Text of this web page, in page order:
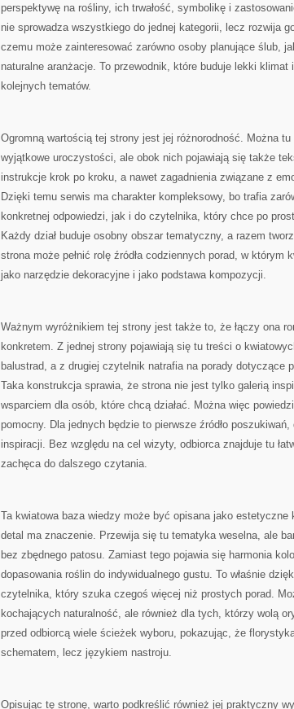
perspektywę na rośliny, ich trwałość, symbolikę i
nie sprowadza wszystkiego do jednej kategorii, lecz rozwija
czemu może zainteresować zarówno osoby planujące ślub,
naturalne aranżacje. To przewodnik, które buduje lekki klimat
kolejnych tematów.
Ogromną wartością tej strony jest jej różnorodność. Można
wyjątkowe uroczystości, ale obok nich pojawiają się także
instrukcje krok po kroku, a nawet zagadnienia związane z
Dzięki temu serwis ma charakter kompleksowy, bo trafia
konkretnej odpowiedzi, jak i do czytelnika, który chce po
Każdy dział buduje osobny obszar tematyczny, a razem
strona może pełnić rolę źródła codziennych porad, w którym
jako narzędzie dekoracyjne i jako podstawa kompozycji.
Ważnym wyróżnikiem tej strony jest także to, że łączy ona
konkretem. Z jednej strony pojawiają się tu treści o
balustrad, a z drugiej czytelnik natrafia na porady dotyczące
Taka konstrukcja sprawia, że strona nie jest tylko galerią
wsparciem dla osób, które chcą działać. Można więc
pomocny. Dla jednych będzie to pierwsze źródło
inspiracji. Bez względu na cel wizyty, odbiorca znajduje tu
zachęca do dalszego czytania.
Ta kwiatowa baza wiedzy może być opisana jako
detal ma znaczenie. Przewija się tu tematyka weselna, ale
bez zbędnego patosu. Zamiast tego pojawia się harmonia
dopasowania roślin do indywidualnego gustu. To właśnie
czytelnika, który szuka czegoś więcej niż prostych porad.
kochających naturalność, ale również dla tych, którzy wolą
przed odbiorcą wiele ścieżek wyboru, pokazując, że
schematem, lecz językiem nastroju.
Opisując tę stronę, warto podkreślić również jej praktyczny